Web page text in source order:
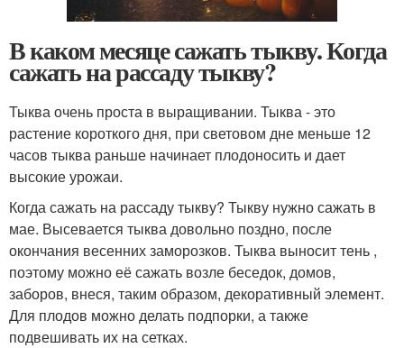
В каком месяце сажать тыкву. Когда
сажать на рассаду тыкву?
Тыква очень проста в выращивании. Тыква - это
растение короткого дня, при световом дне меньше 12
часов тыква раньше начинает плодоносить и дает
высокие урожаи.
Когда сажать на рассаду тыкву? Тыкву нужно сажать в
мае. Высевается тыква довольно поздно, после
окончания весенних заморозков. Тыква выносит тень ,
поэтому можно её сажать возле беседок, домов,
заборов, внеся, таким образом, декоративный элемент.
Для плодов можно делать подпорки, а также
подвешивать их на сетках.